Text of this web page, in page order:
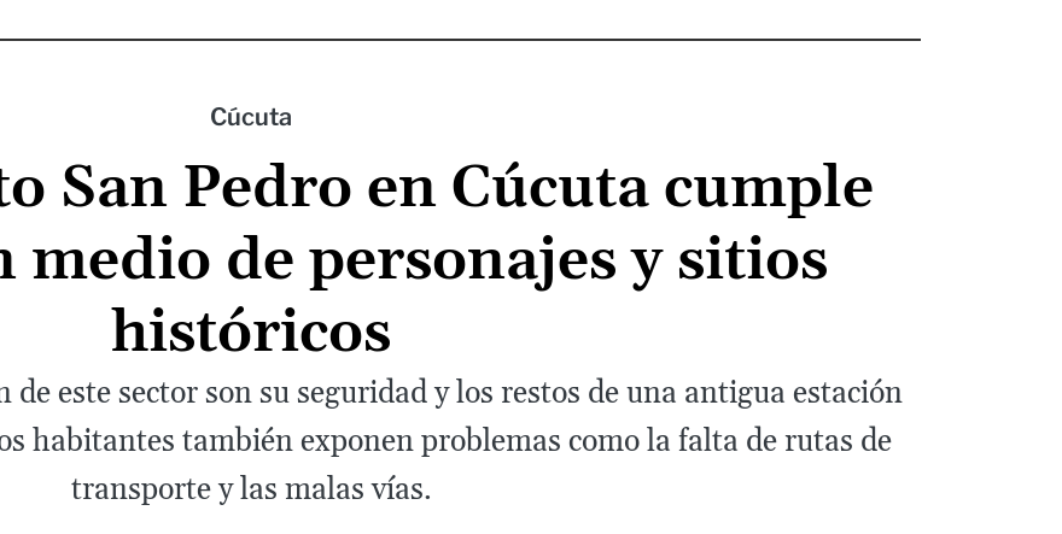
Cúcuta
San Pedro en Cúcuta cumple
medio de personajes y sitios
históricos
de este sector son su seguridad y los restos de una antigua estación
habitantes también exponen problemas como la falta de rutas de
transporte y las malas vías.